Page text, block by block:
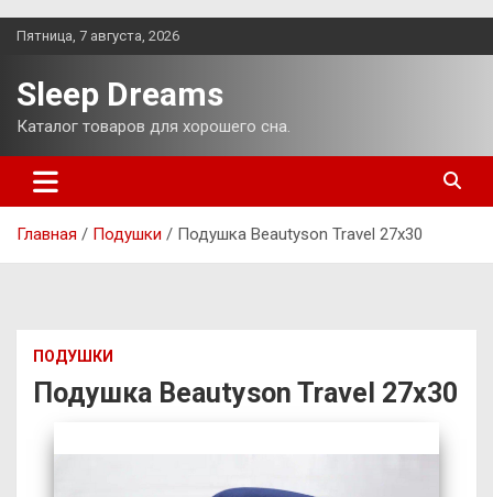
Перейти
Пятница, 7 августа, 2026
Sleep Dreams
Каталог товаров для хорошего сна.
Главная Подушки Подушка Beautyson Travel 27х30
ПОДУШКИ
Подушка Beautyson Travel 27х30